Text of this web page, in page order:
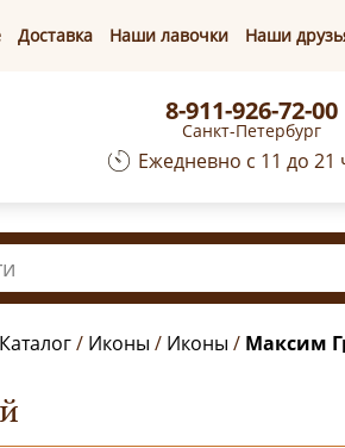
Доставка Наши лавочки Наши
8-911-926-72-00
Санкт-Петербург
Ежедневно с 11 до 21
Каталог/ Иконы / Иконы / Максим